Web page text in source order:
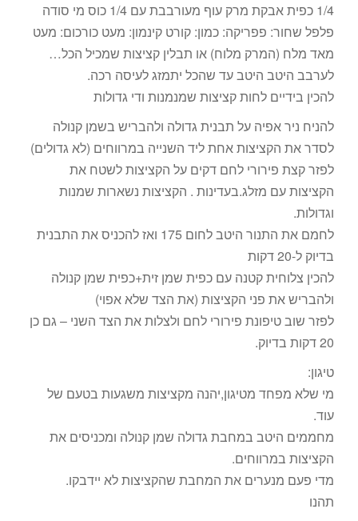
1/4 כפית אבקת מרק עוף מעורבבת עם 1/4 כוס מי סודה
פלפל שחור: פפריקה: כמון: קורט קינמון: מעט כורכום: מעט
מאד מלח (המרק מלוח) או תבלין קציצות שמכיל הכל…
לערבב היטב היטב עד שהכל יתמזג לעיסה רכה.
להכין בידיים לחות קציצות שמנמנות ודי גדולות
להניח ניר אפיה על תבנית גדולה ולהבריש בשמן קנולה
לסדר את הקציצות אחת ליד השנייה במרווחים (לא גדולים)
לפזר קצת פירורי לחם דקים על הקציצות לשטח את
הקציצות עם מזלג.בעדינות . הקציצות נשארות שמנות
וגדולות.
לחמם את התנור היטב לחום 175 ואז להכניס את התבנית
בדיוק ל-20 דקות
להכין צלוחית קטנה עם כפית שמן זית+כפית שמן קנולה
ולהבריש את פני הקציצות (את הצד שלא אפוי)
לפזר שוב טיפונת פירורי לחם ולצלות את הצד השני – גם כן
20 דקות בדיוק.
טיגון:
מי שלא מפחד מטיגון,יהנה מקציצות משגעות בטעם של
עוד.
מחממים היטב במחבת גדולה שמן קנולה ומכניסים את
הקציצות במרווחים.
מדי פעם מנערים את המחבת שהקציצות לא יידבקו.
תהנו